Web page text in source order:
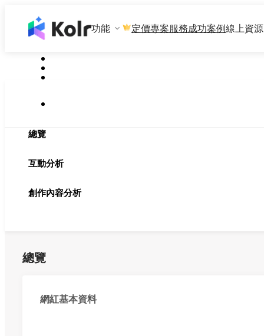
功能 定價專案服務成功案例線上資源
總覽
互動分析
創作內容分析
總覽
網紅基本資料